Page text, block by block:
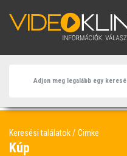
Keresési találatok Cimke
Kúp